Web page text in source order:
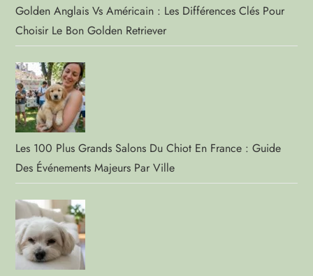
Golden Anglais Vs Américain : Les Différences Clés Pour
Choisir Le Bon Golden Retriever
Les 100 Plus Grands Salons Du Chiot En France : Guide
Des Événements Majeurs Par Ville